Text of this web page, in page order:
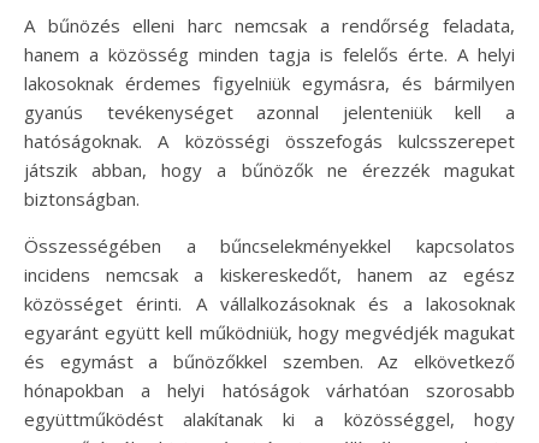
A bűnözés elleni harc nemcsak a rendőrség feladata,
hanem a közösség minden tagja is felelős érte. A helyi
lakosoknak érdemes figyelniük egymásra, és bármilyen
gyanús tevékenységet azonnal jelenteniük kell a
hatóságoknak. A közösségi összefogás kulcsszerepet
játszik abban, hogy a bűnözők ne érezzék magukat
biztonságban.
Összességében a bűncselekményekkel kapcsolatos
incidens nemcsak a kiskereskedőt, hanem az egész
közösséget érinti. A vállalkozásoknak és a lakosoknak
egyaránt együtt kell működniük, hogy megvédjék magukat
és egymást a bűnözőkkel szemben. Az elkövetkező
hónapokban a helyi hatóságok várhatóan szorosabb
együttműködést alakítanak ki a közösséggel, hogy